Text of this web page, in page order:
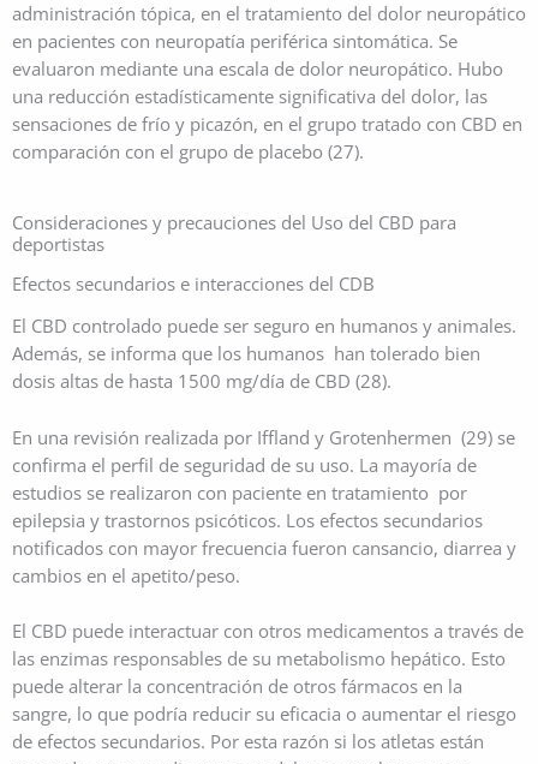
administración tópica, en el tratamiento del dolor neuropático
en pacientes con neuropatía periférica sintomática. Se
evaluaron mediante una escala de dolor neuropático. Hubo
una reducción estadísticamente significativa del dolor, las
sensaciones de frío y picazón, en el grupo tratado con CBD en
comparación con el grupo de placebo (27).
Consideraciones y precauciones del Uso del CBD para
deportistas
Efectos secundarios e interacciones del CDB
El CBD controlado puede ser seguro en humanos y animales.
Además, se informa que los humanos han tolerado bien
dosis altas de hasta 1500 mg/día de CBD (28).
En una revisión realizada por Iffland y Grotenhermen (29) se
confirma el perfil de seguridad de su uso. La mayoría de
estudios se realizaron con paciente en tratamiento por
epilepsia y trastornos psicóticos. Los efectos secundarios
notificados con mayor frecuencia fueron cansancio, diarrea y
cambios en el apetito/peso.
El CBD puede interactuar con otros medicamentos a través de
las enzimas responsables de su metabolismo hepático. Esto
puede alterar la concentración de otros fármacos en la
sangre, lo que podría reducir su eficacia o aumentar el riesgo
de efectos secundarios. Por esta razón si los atletas están